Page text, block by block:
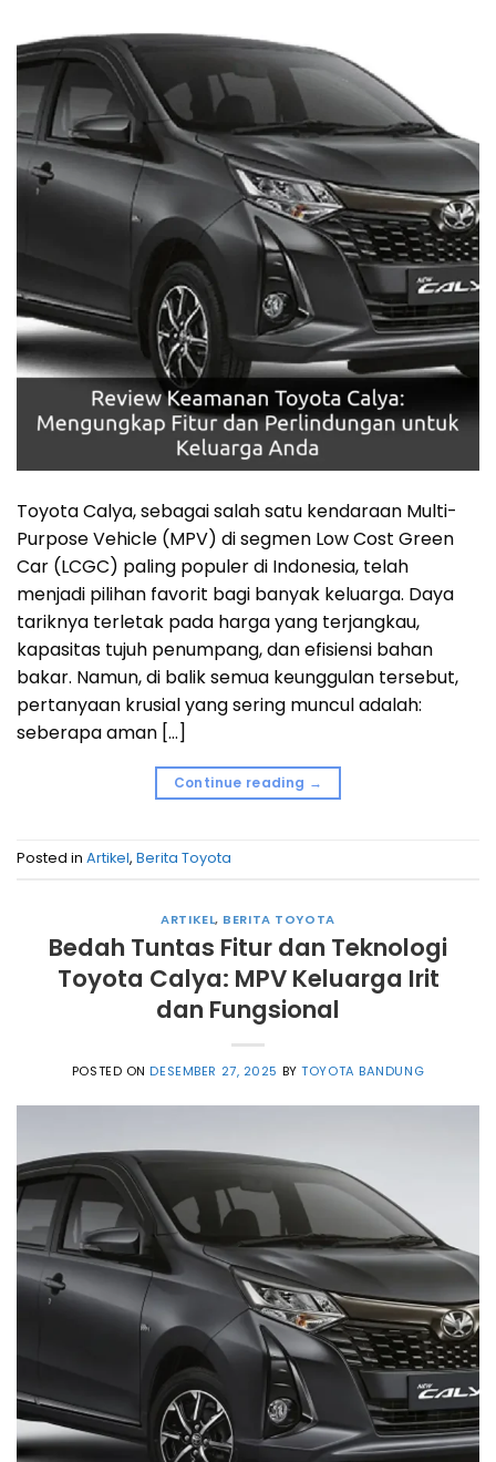
Toyota Calya, sebagai salah satu kendaraan Multi-
Purpose Vehicle (MPV) di segmen Low Cost Green
Car (LCGC) paling populer di Indonesia, telah
menjadi pilihan favorit bagi banyak keluarga. Daya
tariknya terletak pada harga yang terjangkau,
kapasitas tujuh penumpang, dan efisiensi bahan
bakar. Namun, di balik semua keunggulan tersebut,
pertanyaan krusial yang sering muncul adalah:
seberapa aman […]
Continue reading →
Posted in Artikel, Berita Toyota
ARTIKEL, BERITA TOYOTA
Bedah Tuntas Fitur dan Teknologi
Toyota Calya: MPV Keluarga Irit
dan Fungsional
POSTED ONDESEMBER 27, 2025 BYTOYOTA BANDUNG